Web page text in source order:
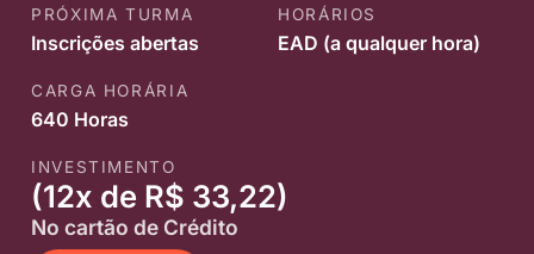
PRÓXIMA TURMA
Inscrições abertas
HORÁRIOS
EAD (a qualquer hora)
CARGA HORÁRIA
640 Horas
INVESTIMENTO
(12x de R$ 33,22)
No cartão de Crédito